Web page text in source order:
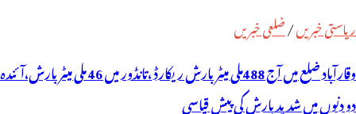
ریاستی خبریں/ضلعی خبریں
وقارآباد ضلع میں آج 488ملی میٹر بارش ریکارڈ ،تانڈور میں 46 ملی میٹر بارش،آئندہ
دو دنوں میں شدید بارش کی پیش قیاسی